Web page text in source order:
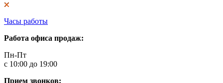
Часы работы
Работа офиса продаж:
Пн-Пт
с 10:00 до 19:00
Прием звонков: